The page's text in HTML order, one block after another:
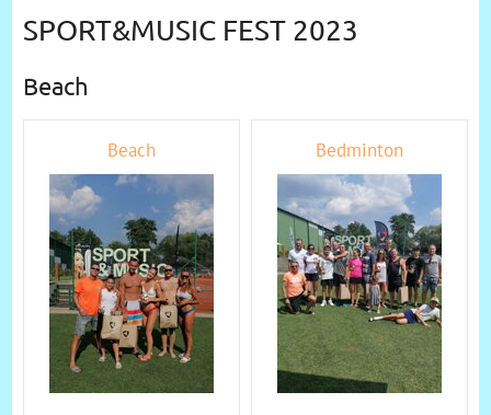
SPORT&MUSIC FEST 2023
Beach
Beach Bedminton